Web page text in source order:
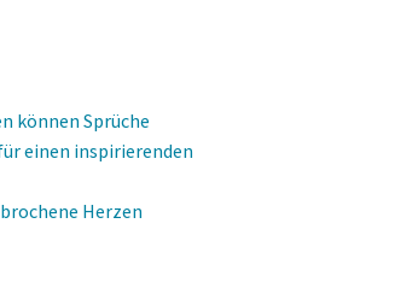
können Sprüche
einen inspirierenden
Herzen